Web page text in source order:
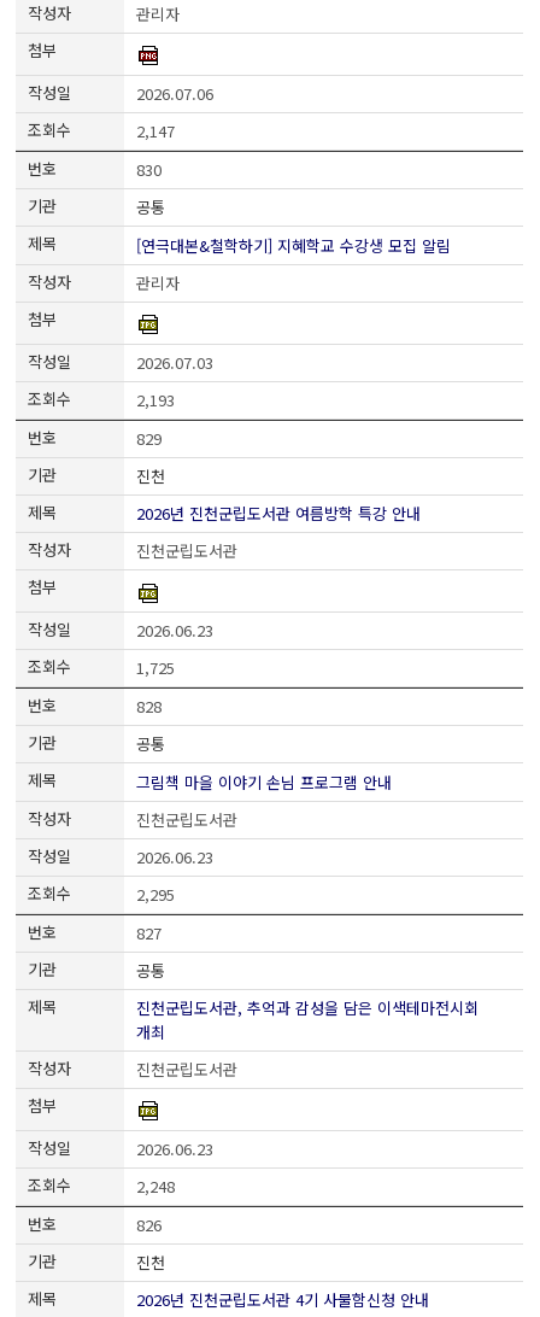
관리자
2026.07.06
2,147
830
공통
[연극대본&철학하기] 지혜학교 수강생 모집 알림
관리자
2026.07.03
2,193
829
진천
2026년 진천군립도서관 여름방학 특강 안내
진천군립도서관
2026.06.23
1,725
828
공통
그림책 마을 이야기 손님 프로그램 안내
진천군립도서관
2026.06.23
2,295
827
공통
진천군립도서관, 추억과 감성을 담은 이색테마전시회
개최
진천군립도서관
2026.06.23
2,248
826
진천
2026년 진천군립도서관 4기 사물함신청 안내